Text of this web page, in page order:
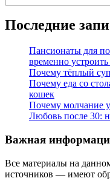
Последние
Пансионаты для
временно
Почему тёплый
Почему еда со
кошек
Почему молчание
Любовь после 30:
Важная
Все материалы на
источников — имеют